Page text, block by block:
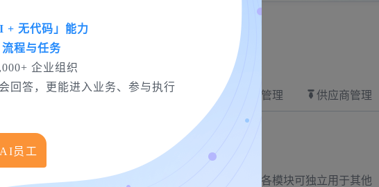
+ 无代码」能力
程与任务
企业组织
回答，更能进入业务、参与执行
员工
生产 研发项目 OA协同办公 设备管理 供应商管理
定义的进销存管理系统
八大业务流程，无需IT人员支持即可自定义流程。各模块可独立用于其他